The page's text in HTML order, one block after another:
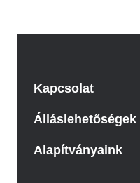
Kapcsolat
Álláslehetőségek
Alapítványaink